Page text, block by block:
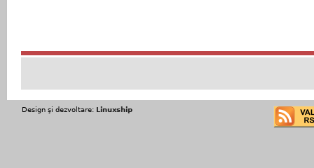
Design şi dezvoltare: Linuxship